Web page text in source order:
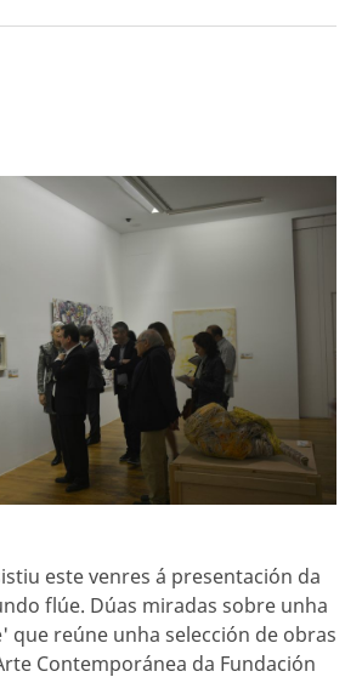
este venres á presentación da
flúe. Dúas miradas sobre unha
que reúne unha selección de obras
Contemporánea da Fundación